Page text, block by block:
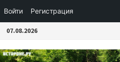
Войти Регистрация
Перейти
содержимому
07.08.2026